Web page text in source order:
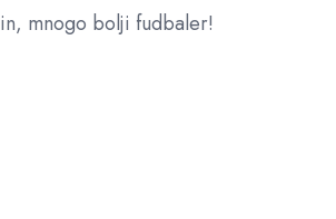
mnogo bolji fudbaler!